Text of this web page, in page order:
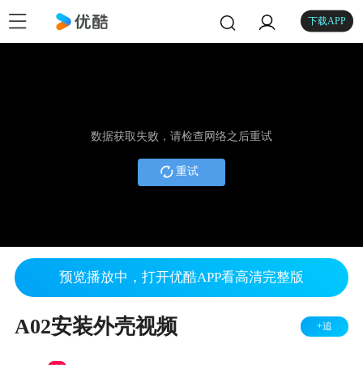
下载APP
数据获取失败，请检查网络之后重试
重试
预览播放中，打开优酷APP看高清完整版
A02安装外壳视频 +追